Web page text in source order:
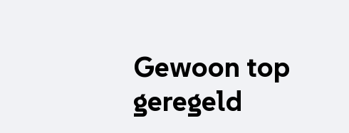
Gewoon top
geregeld